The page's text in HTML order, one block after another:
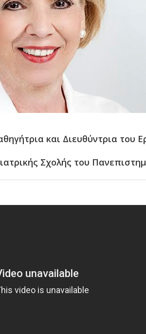
και Διευθύντρια του
Σχολής του